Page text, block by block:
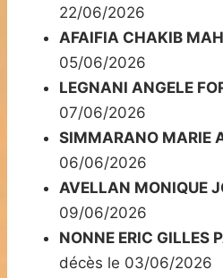
22/06/2026
AFAIFIA CHAKIB
05/06/2026
LEGNANI ANGELE
07/06/2026
SIMMARANO MARIE
06/06/2026
AVELLAN MONIQUE
09/06/2026
NONNE ERIC GILLES
décès le 03/06/2026